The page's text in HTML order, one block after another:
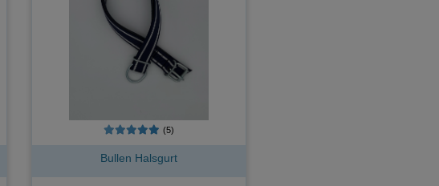
(5)
Bullen Halsgurt